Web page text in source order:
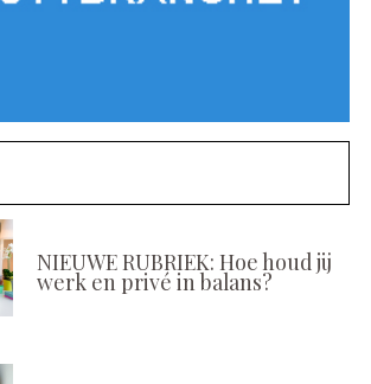
NIEUWE RUBRIEK: Hoe houd jij
werk en privé in balans?